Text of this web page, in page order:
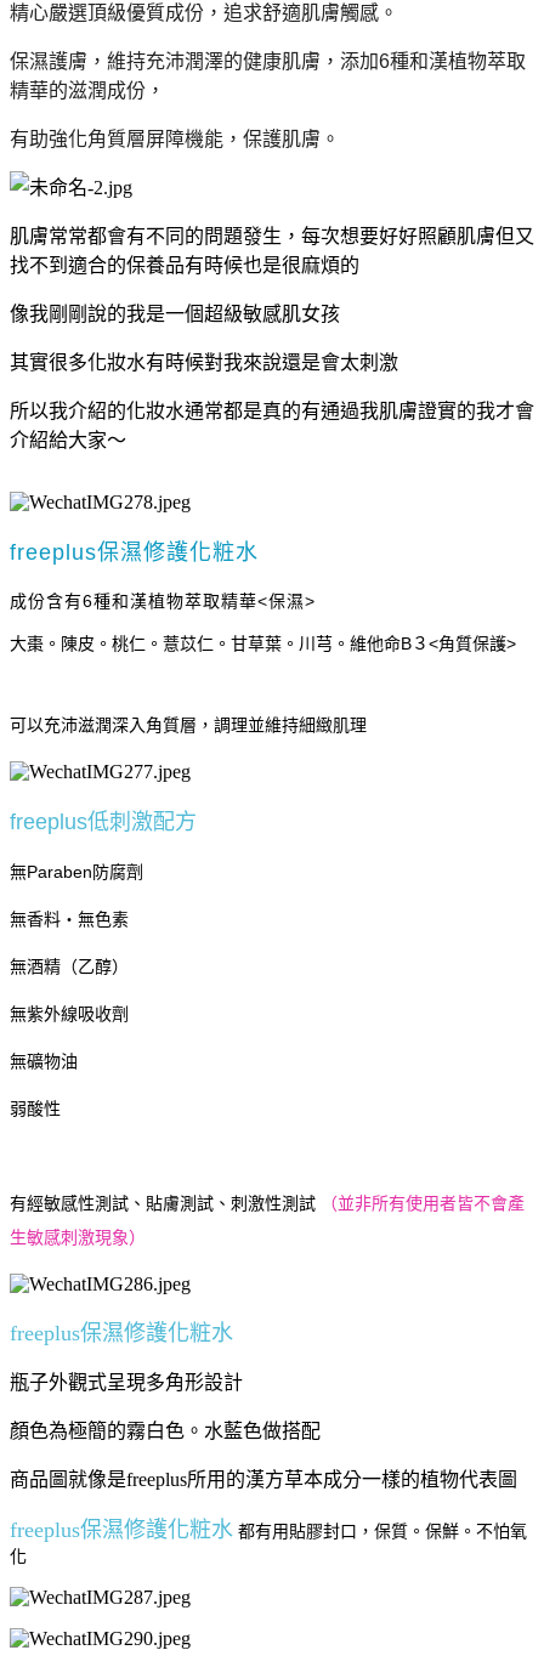
精心嚴選頂級優質成份，追求舒適肌膚觸感。
保濕護膚，維持充沛潤澤的健康肌膚，添加6種和漢植物萃取
精華的滋潤成份，
有助強化角質層屏障機能，保護肌膚。
肌膚常常都會有不同的問題發生，每次想要好好照顧肌膚但又
找不到適合的保養品有時候也是很麻煩的
像我剛剛說的我是一個超級敏感肌女孩
其實很多化妝水有時候對我來說還是會太刺激
所以我介紹的化妝水通常都是真的有通過我肌膚證實的我才會
介紹給大家～
freeplus保濕修護化粧水
成份含有6種和漢植物萃取精華<保濕>
大棗。陳皮。 桃仁。薏苡仁。甘草葉。川芎。 維他命B３<角質保護>
可以充沛滋潤深入角質層，調理並維持細緻肌理
freeplus低刺激配方
無Paraben防腐劑
無香料・無色素
無酒精（乙醇）
無紫外線吸收劑
無礦物油
弱酸性
有經敏感性測試、貼膚測試、刺激性測試
（並非所有使用者皆不會產
生敏感刺激現象）
freeplus保濕修護化粧水
瓶子外觀式呈現多角形設計
顏色為極簡的霧白色。水藍色做搭配
商品圖就像是freeplus所用的漢方草本成分一樣的植物代表圖
freeplus保濕修護化粧水 都有用貼膠封口，保質。保鮮。不怕氧
化